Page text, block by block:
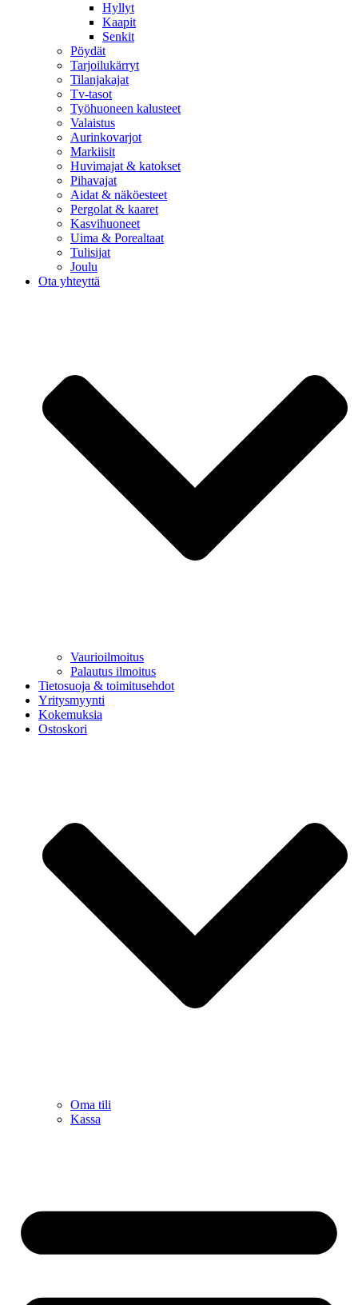
Hyllyt
Kaapit
Senkit
Pöydät
Tarjoilukärryt
Tilanjakajat
Tv-tasot
Työhuoneen kalusteet
Valaistus
Aurinkovarjot
Markiisit
Huvimajat & katokset
Pihavajat
Aidat & näköesteet
Pergolat & kaaret
Kasvihuoneet
Uima & Porealtaat
Tulisijat
Joulu
Ota yhteyttä
Vaurioilmoitus
Palautus ilmoitus
Tietosuoja & toimitusehdot
Yritysmyynti
Kokemuksia
Ostoskori
Oma tili
Kassa